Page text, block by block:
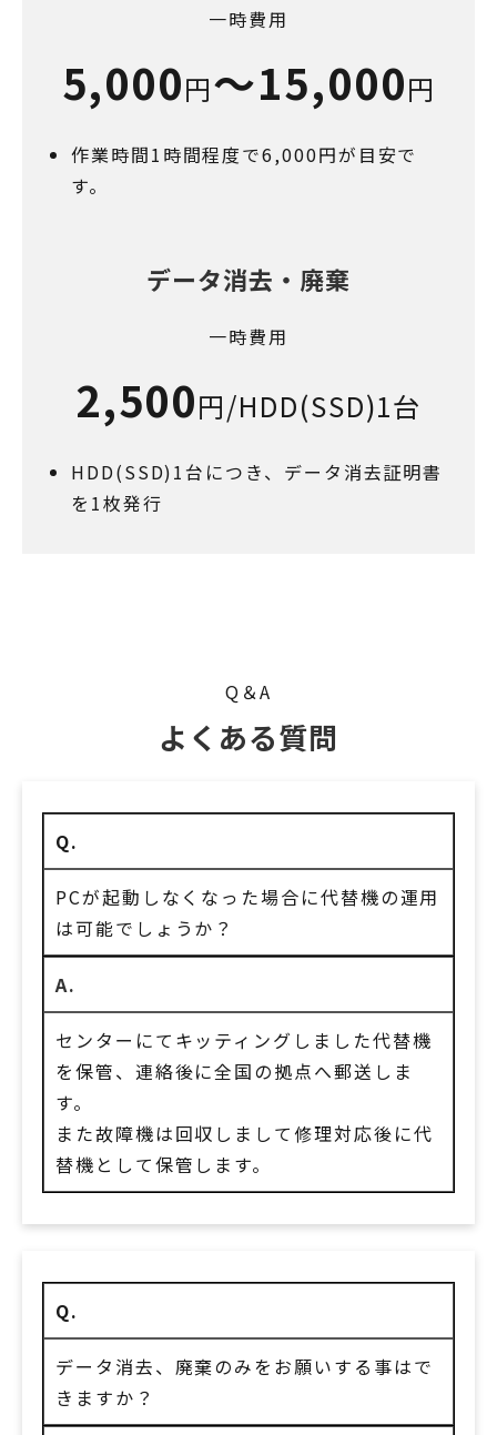
一時費用
5,000円～15,000円
作業時間1時間程度で6,000円が目安で
す。
データ消去・廃棄
一時費用
2,500円/HDD(SSD)1台
HDD(SSD)1台につき、データ消去証明書
を1枚発行
Q＆A
よくある質問
Q.
PCが起動しなくなった場合に代替機の運用
は可能でしょうか？
A.
センターにてキッティングしました代替機
を保管、連絡後に全国の拠点へ郵送しま
す。
また故障機は回収しまして修理対応後に代
替機として保管します。
Q.
データ消去、廃棄のみをお願いする事はで
きますか？